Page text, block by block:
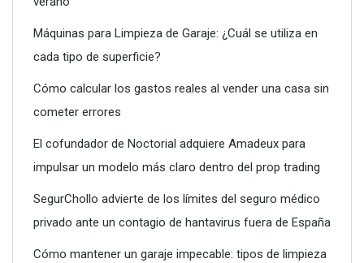
Dreame advierte: no todos los purificadores de aire son
eficaces contra la alergia
Máquinas para Limpieza de Garaje: ¿Cuál se utiliza en
cada tipo de superficie?
Cómo calcular los gastos reales al vender una casa sin
cometer errores
El cofundador de Noctorial adquiere Amadeux para
impulsar un modelo más claro dentro del prop trading
SegurChollo advierte de los límites del seguro médico
privado ante un contagio de hantavirus fuera de España
Cómo mantener un garaje impecable: tipos de limpieza